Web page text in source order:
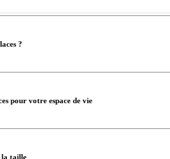
?
pour votre espace de vie
la taille